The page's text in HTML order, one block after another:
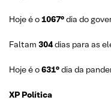
Hoje é o1067°dia do
Faltam 304dias para as
Hoje é o631°dia da
XP Política